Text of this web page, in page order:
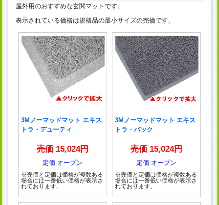
屋外用のおすすめな玄関マットです。
表示されている価格は規格品の最小サイズの売価です。
3Mノーマッドマット エキス
トラ・デューティ
売価 15,024円
定価 オープン
※売価と定価は価格が複数ある
場合には一番低い価格が表示さ
れております。
3Mノーマッドマット エキス
トラ・バック
売価 15,024円
定価 オープン
※売価と定価は価格が複数ある
場合には一番低い価格が表示さ
れております。